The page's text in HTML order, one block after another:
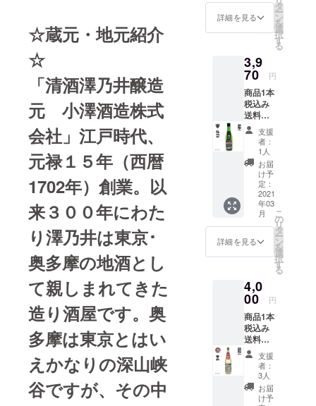
☆蔵元・地元紹介
☆
「清酒澤乃井醸造
元 小澤酒造株式
会社」江戸時代、
元禄１５年（西暦
1702年）創業。以
来３００年にわた
り澤乃井は東京･
奥多摩の地酒とし
て親しまれてきた
造り酒屋です。奥
多摩は東京とはい
えかなりの深山峡
谷ですが、その中
13度 成
分等 原
町
掛：八
反錦 精
米歩
合：麹
50%
掛60％
日本酒
度：非
公開 酸
度：非
公開 味
わい
マップ
：淡麗
ススメ
の飲み
ロック
た日本
酒で
温 製品
サイ
ズ：
72×72×
298（m
m)
1200(g)
原材
料：米
（国
産）・
米こう
じ（国
産米）
アル
度数：
16% 成
山錦(変
更の可
能性
有） 精
米歩
合:60%
味わい
マップ
：濃醇
辛口 お
ススメ
米を使
い手造
米を始
め、特
定名称
酒のみ
を醸造
してい
ます。
保存方
法：常
温 製品
サイ
ズ：
86×86×
276(m
1120(g)
原材料:
じ（国
産米）
アル
コール
度数:15
度 成分
等 原料
米:夢吟
歩
合:55%
馬クレ
インサ
ンダー
ズと
幻」と
のコラ
ボレー
ション
日本酒
で
す。”浅
間酒
造”は創
業150
年。北
に白根
山・草
津温
泉、南
に浅間
山・北
な有名
観光地
にに挟
まれた
群馬県
長野原
にて酒
作りを
してい
ます。
保存方
詳細を見る
タ
ー
ン
を
選
択
す
る
3,9
70 円
商品1本
税込み
送料込
み+お礼
のメー
ル 男子
プロバ
スケッ
トボー
ルBリー
グクラ
ブ 横
浜
ビー・
コルセ
アーズ
根山」
とのコ
ラボ
レー
ション
日本酒
です。
"井上酒
造"は寛
政元年
の創業
支援
者：
1人
お届
け予
定：
2021
年03
月
詳細を見る
こ
の
リ
タ
ー
ン
を
選
択
す
る
4,0
00 円
商品1本
税込み
送料込
み+お礼
のメー
ル 男子
プロバ
スケッ
支援
者：
3人
お届
け予